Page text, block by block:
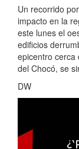
Un recorrido
impacto en la
este lunes el
edificios
epicentro cerca
del Chocó, se
DW